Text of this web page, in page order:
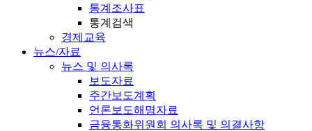
통계조사표
통계검색
경제교육
뉴스/자료
뉴스 및 의사록
보도자료
주간보도계획
언론보도해명자료
금융통화위원회 의사록 및 의결사항